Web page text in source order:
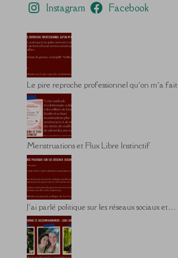
Instagram Facebook
Le pire reproche professionnel qu’on m’a fait
Menstruations et Flux Libre Instinctif
J’ai parlé politique sur les réseaux sociaux et…